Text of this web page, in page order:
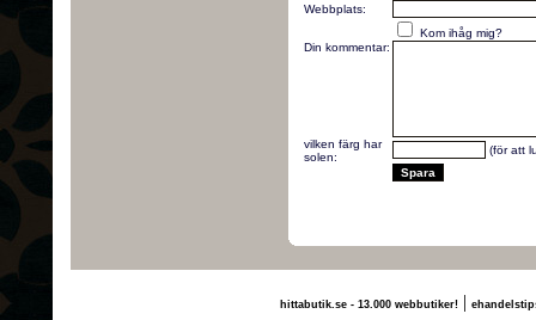
Webbplats:
Kom ihåg mig?
Din kommentar:
vilken färg har
solen:
(för att
hittabutik.se - 13.000 webbutiker!|